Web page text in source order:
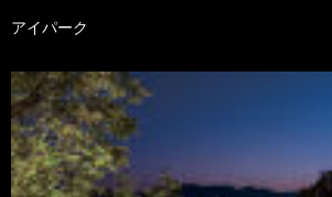
アイパーク